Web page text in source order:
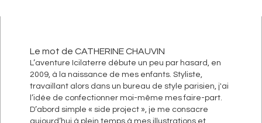
Le mot de CATHERINE CHAUVIN
L’aventure Icilaterre débute un peu par hasard, en
2009, à la naissance de mes enfants. Styliste,
travaillant alors dans un bureau de style parisien, j'ai
l’idée de confectionner moi-même mes faire-part.
D’abord simple « side project », je me consacre
aujourd’hui à plein temps à mes illustrations et